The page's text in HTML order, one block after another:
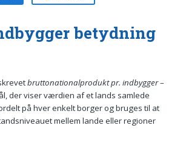
betydning
bruttonationalprodukt pr. indbygger–
der viser værdien af et lands samlede
på hver enkelt borger og bruges til at
mellem lande eller regioner